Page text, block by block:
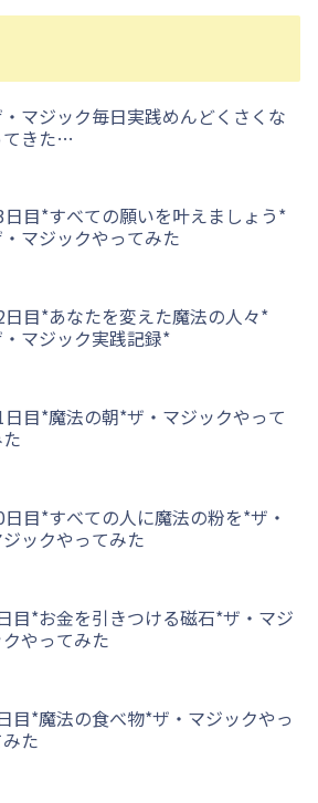
マジック毎日実践めんどくさくな
てきた…
日目*すべての願いを叶えましょう*
マジックやってみた
日目*あなたを変えた魔法の人々*
マジック実践記録*
日目*魔法の朝*ザ・マジックやって
日目*すべての人に魔法の粉を*ザ・
ックやってみた
目*お金を引きつける磁石*ザ・マジ
クやってみた
目*魔法の食べ物*ザ・マジックやっ
た